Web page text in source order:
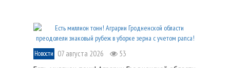
Новости 07 августа 2026 53